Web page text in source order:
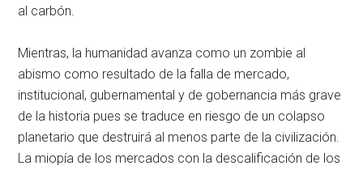
al carbón.
Mientras, la humanidad avanza como un zombie al
abismo como resultado de la falla de mercado,
institucional, gubernamental y de gobernancia más grave
de la historia pues se traduce en riesgo de un colapso
planetario que destruirá al menos parte de la civilización.
La miopía de los mercados con la descalificación de los